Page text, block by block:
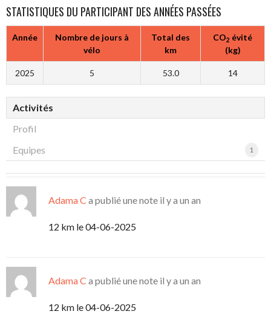
STATISTIQUES DU PARTICIPANT DES ANNÉES PASSÉES
Année
Nombre de jours à
vélo
Total des
km
CO2 évité
(kg)
2025 5 53.0 14
Activités
Profil
Equipes
1
Adama C a publié une note il y a un an
12 km le 04-06-2025
Adama C a publié une note il y a un an
12 km le 04-06-2025